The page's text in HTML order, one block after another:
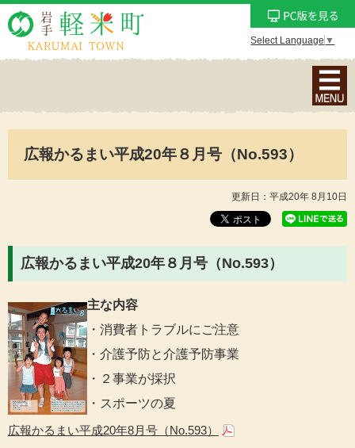
Select Language ▼
ナ
ビ
ン
メ
広報かるまい平成20年８月号（No.593）
更新日：平成20年 8月10日
広報かるまい平成20年８月号（No.593）
主な内容
・消費者トラブルにご注意
・介護予防と介護予防事業
・２事業が採択
・スポーツの夏
広報かるまい平成20年8月号（No.593）